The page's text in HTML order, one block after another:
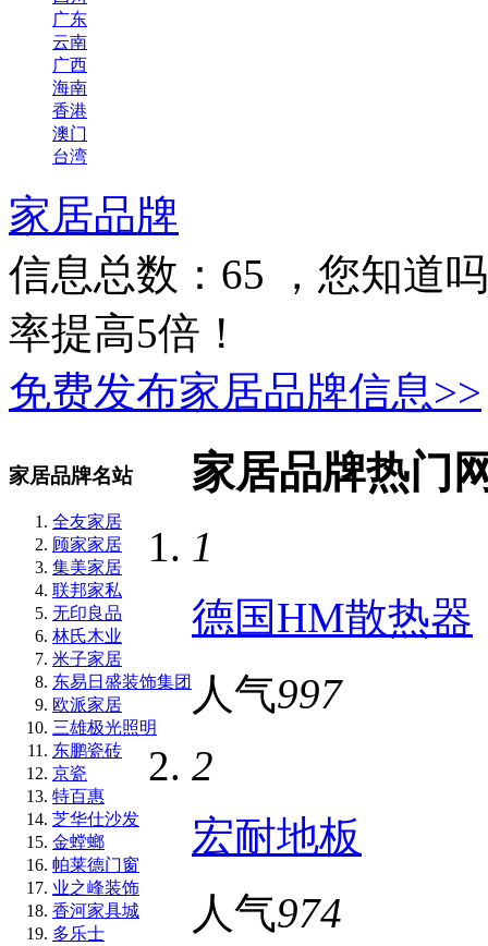
广东
云南
广西
海南
香港
澳门
台湾
家居品牌
信息总数： 65 ，您知道
率提高5倍！
免费发布家居品牌信息>>
家居品牌名站
全友家居
顾家家居
集美家居
联邦家私
无印良品
林氏木业
米子家居
东易日盛装饰集团
欧派家居
三雄极光照明
东鹏瓷砖
京瓷
特百惠
芝华仕沙发
金螳螂
帕莱德门窗
业之峰装饰
香河家具城
多乐士
家居品牌热门
1
德国HM散热器
人气997
2
宏耐地板
人气974